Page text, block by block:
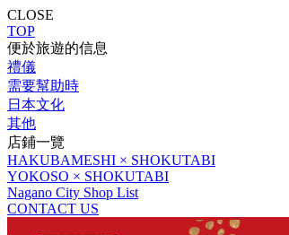
CLOSE
TOP
便於旅遊的信息
禮儀
需要幫助時
日本文化
其他
店鋪一覽
HAKUBAMESHI × SHOKUTABI
YOKOSO × SHOKUTABI
Nagano City Shop List
CONTACT US